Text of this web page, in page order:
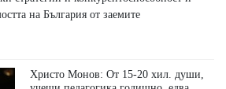
на България от заемите
Христо Монов: От 15-20 хил. души,